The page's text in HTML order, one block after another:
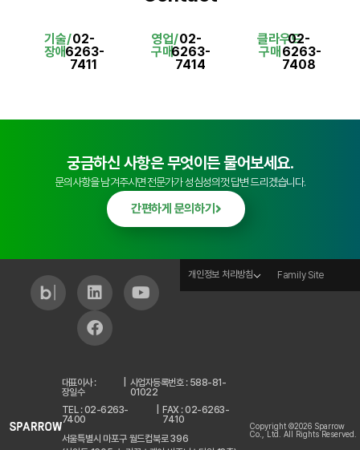
기술/
장애
02-
6263-
7411
영업/
구매
02-
6263-
7414
클라우드
구매
02-
6263-
7408
궁금하신 사항은 무엇이든 물어보세요.
문의사항을 남겨주시면 전문가가 성심성의껏 답변 드리겠습니다.
간편하게 문의하기
개인정보 처리방침 Family Site
대표이사 :
장일수
사업자등록번호 : 588-81-
01022
TEL : 02-6263-
7400
FAX : 02-6263-
7410
서울특별시 마포구 월드컵북로 396
Copyright ©2026 Sparrow
Co., Ltd. All Rights Reserved.